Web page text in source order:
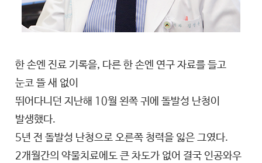
한 손엔 진료 기록을, 다른 한 손엔 연구 자료를 들고
눈코 뜰 새 없이
뛰어다니던 지난해 10월 왼쪽 귀에 돌발성 난청이
발생했다.
5년 전 돌발성 난청으로 오른쪽 청력을 잃은 그였다.
2개월간의 약물치료에도 큰 차도가 없어 결국 인공와우